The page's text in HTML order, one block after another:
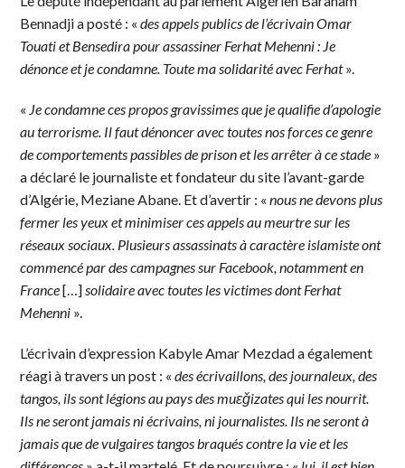
Bennadji a posté : «des appels publics de l’écrivain Omar
Touati et Bensedira pour assassiner Ferhat Mehenni : Je
dénonce et je condamne. Toute ma solidarité avec Ferhat».
« Je condamne ces propos gravissimes que je qualifie d’apologie
au terrorisme. Il faut dénoncer avec toutes nos forces ce genre
de comportements passibles de prison et les arrêter à ce stade »
a déclaré le journaliste et fondateur du site l’avant-garde
d’Algérie, Meziane Abane. Et d’avertir : «nous ne devons plus
fermer les yeux et minimiser ces appels au meurtre sur les
réseaux sociaux. Plusieurs assassinats à caractère islamiste ont
commencé par des campagnes sur Facebook, notamment en
France[…]solidaire avec toutes les victimes dont Ferhat
Mehenni ».
L’écrivain d’expression Kabyle Amar Mezdad a également
réagi à travers un post : «des écrivaillons, des journaleux, des
tangos, ils sont légions au pays des muɛǧizates qui les nourrit.
Ils ne seront jamais ni écrivains, ni journalistes. Ils ne seront à
jamais que de vulgaires tangos braqués contre la vie et les